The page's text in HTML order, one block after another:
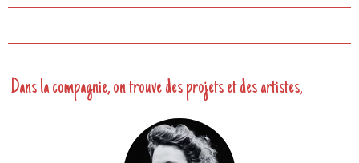
Dans la compagnie, on trouve des projets et des artistes,